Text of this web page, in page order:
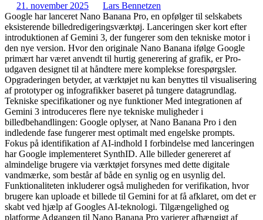
21. november 2025
Lars Bennetzen
Google har lanceret Nano Banana Pro, en opfølger til selskabets
eksisterende billedredigeringsværktøj. Lanceringen sker kort efter
introduktionen af Gemini 3, der fungerer som den tekniske motor i
den nye version. Hvor den originale Nano Banana ifølge Google
primært har været anvendt til hurtig generering af grafik, er Pro-
udgaven designet til at håndtere mere komplekse forespørgsler.
Opgraderingen betyder, at værktøjet nu kan benyttes til visualisering
af prototyper og infografikker baseret på tungere datagrundlag.
Tekniske specifikationer og nye funktioner Med integrationen af
Gemini 3 introduceres flere nye tekniske muligheder i
billedbehandlingen: Google oplyser, at Nano Banana Pro i den
indledende fase fungerer mest optimalt med engelske prompts.
Fokus på identifikation af AI-indhold I forbindelse med lanceringen
har Google implementeret SynthID. Alle billeder genereret af
almindelige brugere via værktøjet forsynes med dette digitale
vandmærke, som består af både en synlig og en usynlig del.
Funktionaliteten inkluderer også muligheden for verifikation, hvor
brugere kan uploade et billede til Gemini for at få afklaret, om det er
skabt ved hjælp af Googles AI-teknologi. Tilgængelighed og
platforme Adgangen til Nano Banana Pro varierer afhængigt af